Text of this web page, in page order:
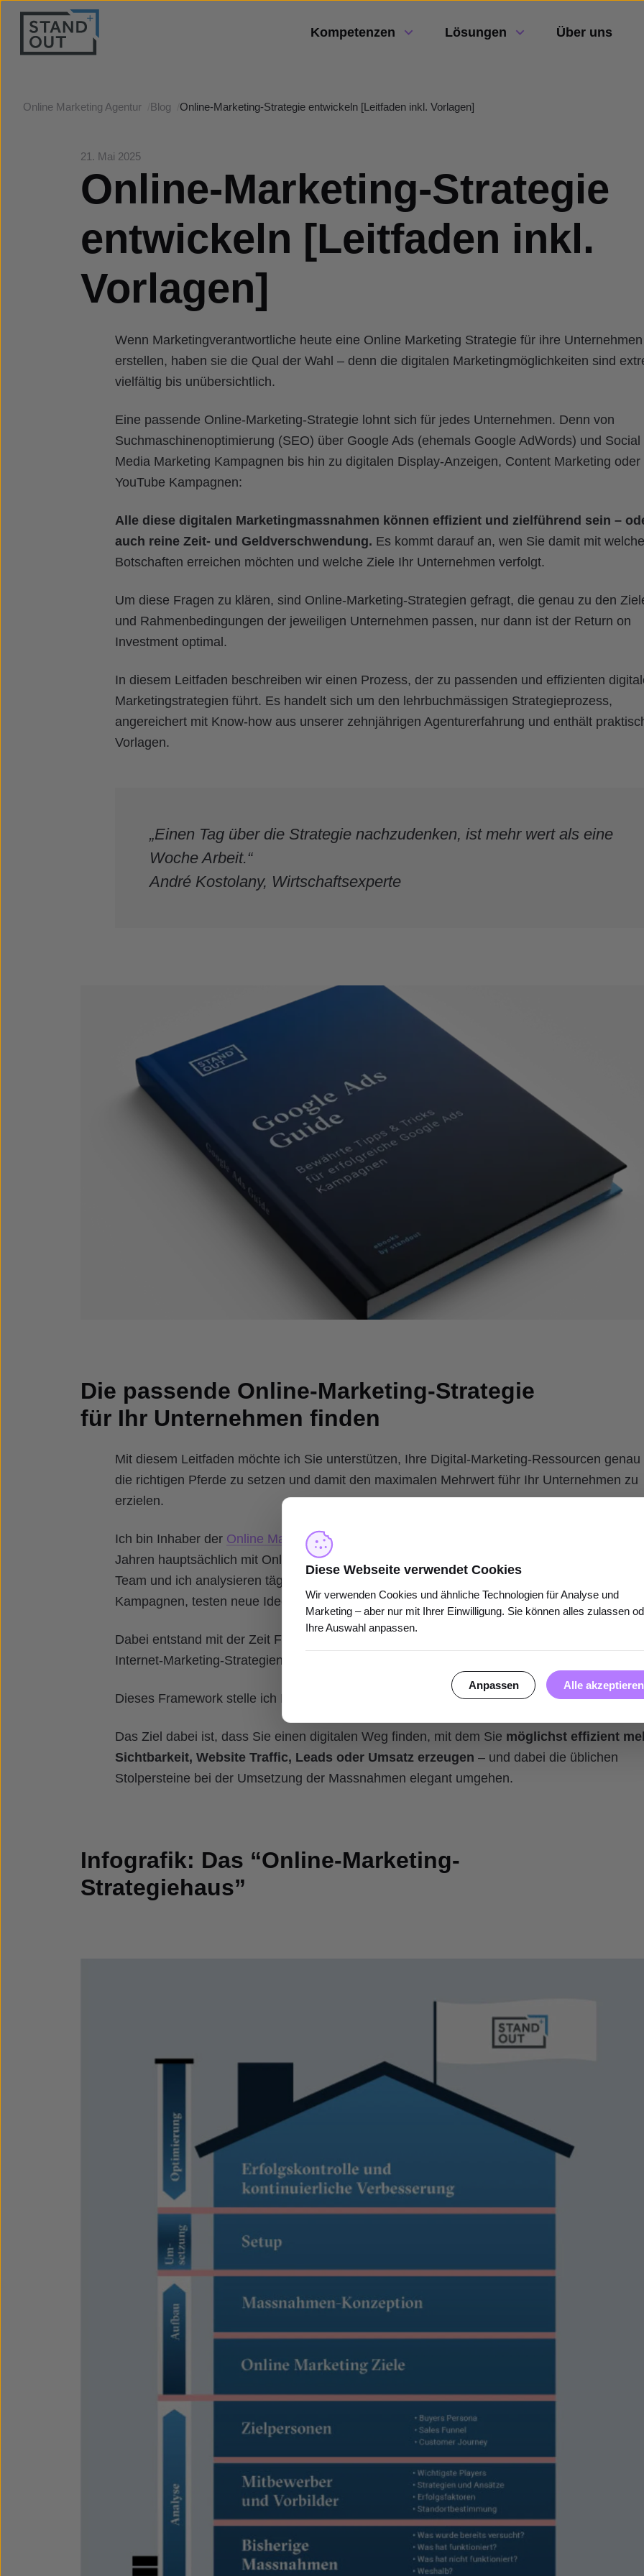
Kompetenzen Lösungen Über uns
Online Marketing Agentur Blog Online-Marketing-Strategie entwickeln [Leitfaden inkl. Vorlagen]
21. Mai 2025
Online-Marketing-Strategie
entwickeln [Leitfaden inkl.
Vorlagen]
Wenn Marketingverantwortliche heute eine Online Marketing Strategie für ihre Unternehmen
erstellen, haben sie die Qual der Wahl – denn die digitalen Marketingmöglichkeiten sind
vielfältig bis unübersichtlich.
Eine passende Online-Marketing-Strategie lohnt sich für jedes Unternehmen. Denn von
Suchmaschinenoptimierung (SEO) über Google Ads (ehemals Google AdWords) und Social
Media Marketing Kampagnen bis hin zu digitalen Display-Anzeigen, Content Marketing oder
YouTube Kampagnen:
Alle diese digitalen Marketingmassnahmen können effizient und zielführend sein –
auch reine Zeit- und Geldverschwendung. Es kommt darauf an, wen Sie damit mit
Botschaften erreichen möchten und welche Ziele Ihr Unternehmen verfolgt.
Um diese Fragen zu klären, sind Online-Marketing-Strategien gefragt, die genau zu den
und Rahmenbedingungen der jeweiligen Unternehmen passen, nur dann ist der Return on
Investment optimal.
In diesem Leitfaden beschreiben wir einen Prozess, der zu passenden und effizienten
Marketingstrategien führt. Es handelt sich um den lehrbuchmässigen Strategieprozess,
angereichert mit Know-how aus unserer zehnjährigen Agenturerfahrung und enthält
Vorlagen.
„Einen Tag über die Strategie nachzudenken, ist mehr wert als eine
Woche Arbeit.“
André Kostolany, Wirtschaftsexperte
Die passende Online-Marketing-Strategie
für Ihr Unternehmen finden
Mit diesem Leitfaden möchte ich Sie unterstützen, Ihre Digital-Marketing-Ressourcen genau
die richtigen Pferde zu setzen und damit den maximalen Mehrwert führ Ihr Unternehmen zu
erzielen.
Ich bin Inhaber der Online Marketing Agentur Standout GmbH
Jahren hauptsächlich mit Online-Marketing-Strategien für unterschiedlichste Unternehmen.
Team und ich analysieren täglich Herausforderungen, konzipieren digitale Massnahmen,
Kampagnen, testen neue Ideen und werten die Resultate aus.
Dabei entstand mit der Zeit Framework für gut funktionierende, zielführende und effiziente
Internet-Marketing-Strategien, die sich in der Praxis bewährt haben.
Dieses Framework stelle ich Ihnen in diesem Artikel vor.
Das Ziel dabei ist, dass Sie einen digitalen Weg finden, mit dem Sie möglichst effizient
Sichtbarkeit, Website Traffic, Leads oder Umsatz erzeugen – und dabei die üblichen
Stolpersteine bei der Umsetzung der Massnahmen elegant umgehen.
Infografik: Das “Online-Marketing-
Strategiehaus”
Diese Webseite verwendet Cookies
Wir verwenden Cookies und ähnliche Technologien für Analyse und
Marketing – aber nur mit Ihrer Einwilligung. Sie können alles zulassen
Ihre Auswahl anpassen.
Anpassen Alle akzeptieren